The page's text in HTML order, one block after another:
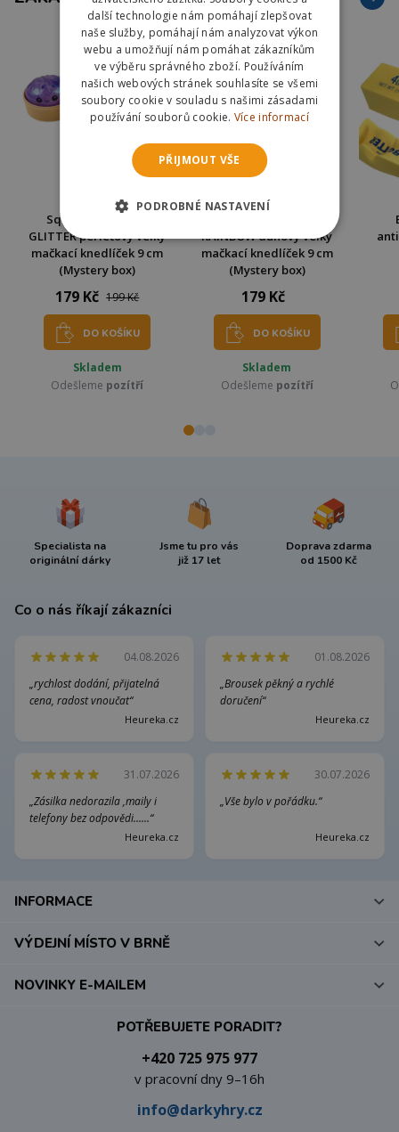
Squishy Dumpling
GLITTER perleťový velký
mačkací knedlíček 9 cm
(Mystery box)
179 Kč 199 Kč
DO KOŠÍKU
Skladem
Odešleme pozítří
RAINBOW duhový velký
mačkací knedlíček 9 cm
(Mystery box)
179 Kč
DO KOŠÍKU
Skladem
Odešleme pozítří
Specialista na
originální dárky
Jsme tu pro vás
již 17 let
Doprava zdarma
od 1500 Kč
Co o nás říkají zákazníci
04.08.2026
„rychlost dodání, přijatelná
cena, radost vnoučat“
Heureka.cz
01.08.2026
„Brousek pěkný a rychlé
doručení“
Heureka.cz
31.07.2026
„Zásilka nedorazila ,maily i
telefony bez odpovědi......“
Heureka.cz
30.07.2026
„Vše bylo v pořádku.“
Heureka.cz
INFORMACE
VÝDEJNÍ MÍSTO V BRNĚ
POTŘEBUJETE PORADIT?
+420 725 975 977
v pracovní dny 9–16h
info@darkyhry.cz
NOVINKY E-MAILEM
další technologie nám pomáhají zlepšovat
naše služby, pomáhají nám analyzovat výkon
webu a umožňují nám pomáhat zákazníkům
ve výběru správného zboží. Používáním
našich webových stránek souhlasíte se všemi
soubory cookie v souladu s našimi zásadami
používání souborů cookie. Více informací
PŘIJMOUT VŠE
PODROBNÉ NASTAVENÍ